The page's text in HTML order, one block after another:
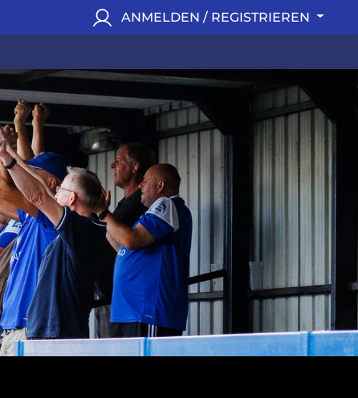
ANMELDEN / REGISTRIEREN